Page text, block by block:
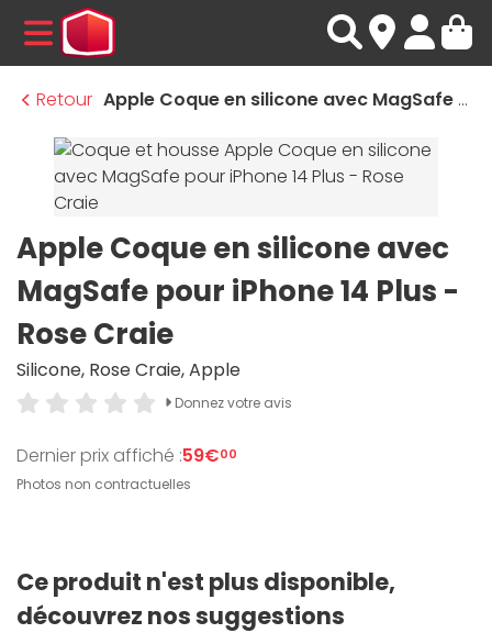
MENU
Retour
Apple Coque en silicone avec MagSafe pour iPhone 14 Plus - Rose Craie
Apple Coque en silicone avec
MagSafe pour iPhone 14 Plus -
Rose Craie
Silicone, Rose Craie, Apple
Donnez votre avis
Dernier prix affiché :59€00
Photos non contractuelles
Ce produit n'est plus disponible,
découvrez nos suggestions